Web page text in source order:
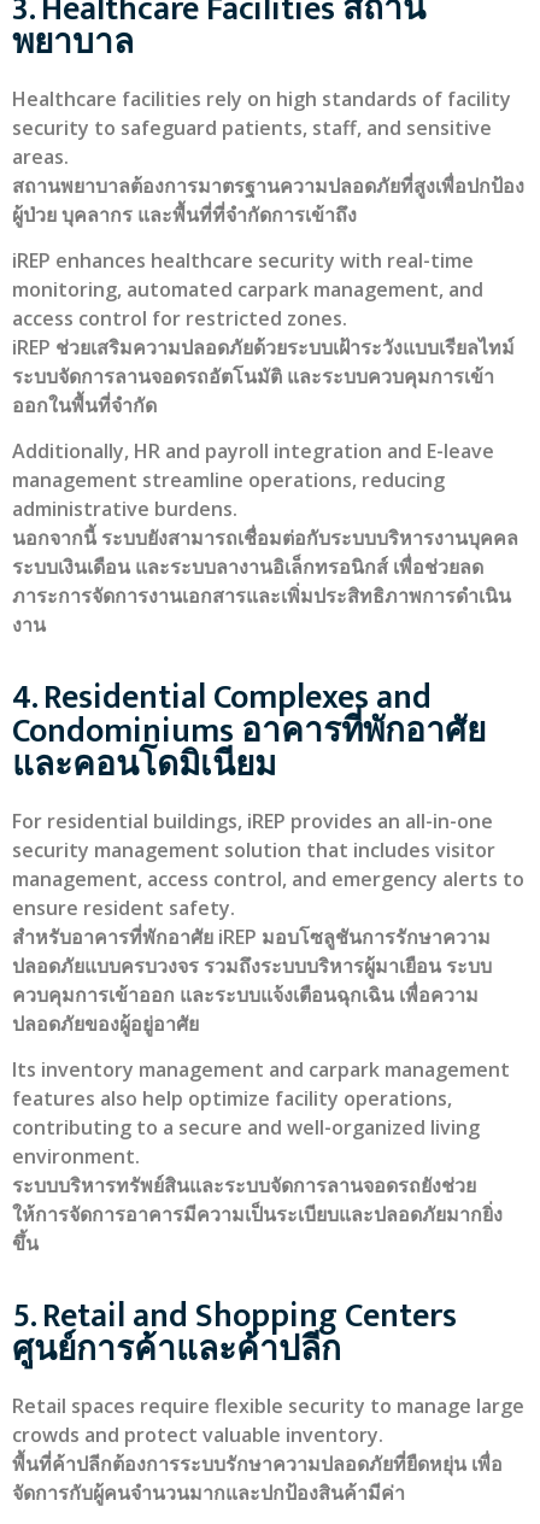
พยาบาล
Healthcare facilities rely on high standards of facility
security to safeguard patients, staff, and sensitive
areas.
สถานพยาบาลต้องการมาตรฐานความปลอดภัยที่สูงเพื่อปกป้อง
ผู้ป่วย บุคลากร และพื้นที่ที่จำกัดการเข้าถึง
iREP enhances healthcare security with real-time
monitoring, automated carpark management, and
access control for restricted zones.
iREP ช่วยเสริมความปลอดภัยด้วยระบบเฝ้าระวังแบบเรียลไทม์
ระบบจัดการลานจอดรถอัตโนมัติ และระบบควบคุมการเข้า
ออกในพื้นที่จำกัด
Additionally, HR and payroll integration and E-leave
management streamline operations, reducing
administrative burdens.
นอกจากนี้ ระบบยังสามารถเชื่อมต่อกับระบบบริหารงานบุคคล
ระบบเงินเดือน และระบบลางานอิเล็กทรอนิกส์ เพื่อช่วยลด
ภาระการจัดการงานเอกสารและเพิ่มประสิทธิภาพการดำเนิน
งาน
4. Residential Complexes and
Condominiums อาคารที่พักอาศัย
และคอนโดมิเนียม
For residential buildings, iREP provides an all-in-one
security management solution that includes visitor
management, access control, and emergency alerts to
ensure resident safety.
สำหรับอาคารที่พักอาศัย iREP มอบโซลูชันการรักษาความ
ปลอดภัยแบบครบวงจร รวมถึงระบบบริหารผู้มาเยือน ระบบ
ควบคุมการเข้าออก และระบบแจ้งเตือนฉุกเฉิน เพื่อความ
ปลอดภัยของผู้อยู่อาศัย
Its inventory management and carpark management
features also help optimize facility operations,
contributing to a secure and well-organized living
environment.
ระบบบริหารทรัพย์สินและระบบจัดการลานจอดรถยังช่วย
ให้การจัดการอาคารมีความเป็นระเบียบและปลอดภัยมากยิ่ง
ขึ้น
5. Retail and Shopping Centers
ศูนย์การค้าและค้าปลีก
Retail spaces require flexible security to manage large
crowds and protect valuable inventory.
พื้นที่ค้าปลีกต้องการระบบรักษาความปลอดภัยที่ยืดหยุ่น เพื่อ
จัดการกับผู้คนจำนวนมากและปกป้องสินค้ามีค่า